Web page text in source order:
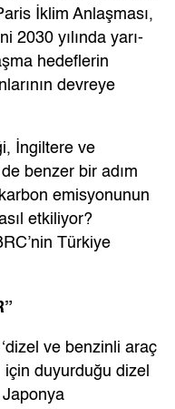
İklim Anlaşması,
2030 yılında yarı-
hedeflerin
devreye
İngiltere ve
benzer bir adım
emisyonunun
etkiliyor?
Türkiye
ve benzinli araç
için duyurduğu dizel
Japonya